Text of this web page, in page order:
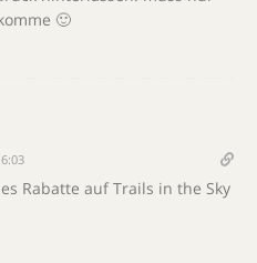
🙂
Rabatte auf Trails in the Sky